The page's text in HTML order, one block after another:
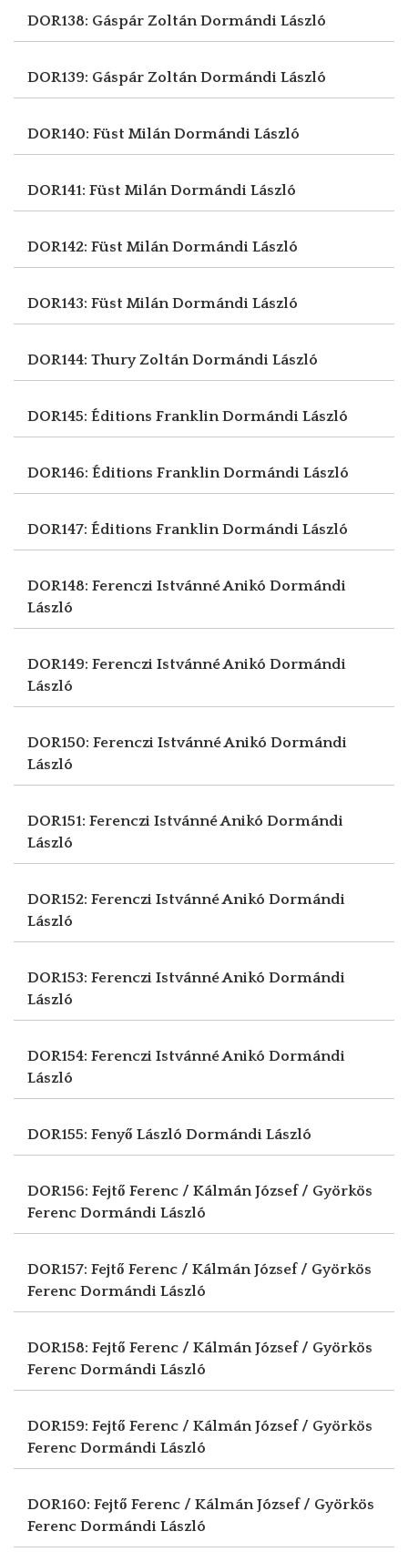
DOR138: Gáspár ZoltánDormándi László
DOR139: Gáspár ZoltánDormándi László
DOR140: Füst MilánDormándi László
DOR141: Füst MilánDormándi László
DOR142: Füst MilánDormándi László
DOR143: Füst MilánDormándi László
DOR144: Thury ZoltánDormándi László
DOR145: Éditions FranklinDormándi László
DOR146: Éditions FranklinDormándi László
DOR147: Éditions FranklinDormándi László
DOR148: Ferenczi Istvánné Anikó Dormándi
László
DOR149: Ferenczi Istvánné Anikó Dormándi
László
DOR150: Ferenczi Istvánné Anikó Dormándi
László
DOR151: Ferenczi Istvánné Anikó Dormándi
László
DOR152: Ferenczi Istvánné Anikó Dormándi
László
DOR153: Ferenczi Istvánné Anikó Dormándi
László
DOR154: Ferenczi Istvánné Anikó Dormándi
László
DOR155: Fenyő László Dormándi László
DOR156: Fejtő Ferenc / Kálmán József / Györkös
Ferenc Dormándi László
DOR157: Fejtő Ferenc / Kálmán József / Györkös
Ferenc Dormándi László
DOR158: Fejtő Ferenc / Kálmán József / Györkös
Ferenc Dormándi László
DOR159: Fejtő Ferenc / Kálmán József / Györkös
Ferenc Dormándi László
DOR160: Fejtő Ferenc / Kálmán József / Györkös
Ferenc Dormándi László